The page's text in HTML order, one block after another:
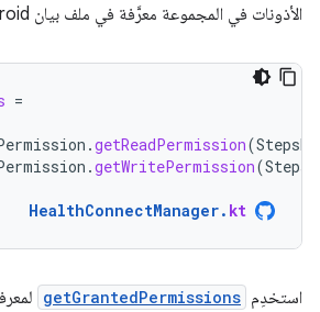
الأذونات في المجموعة معرَّفة في ملف بيان Android أولاً.
=
.getReadPermission(
.getWritePermission(
HealthConnectManager. kt
استخدِم getGrantedPermissions